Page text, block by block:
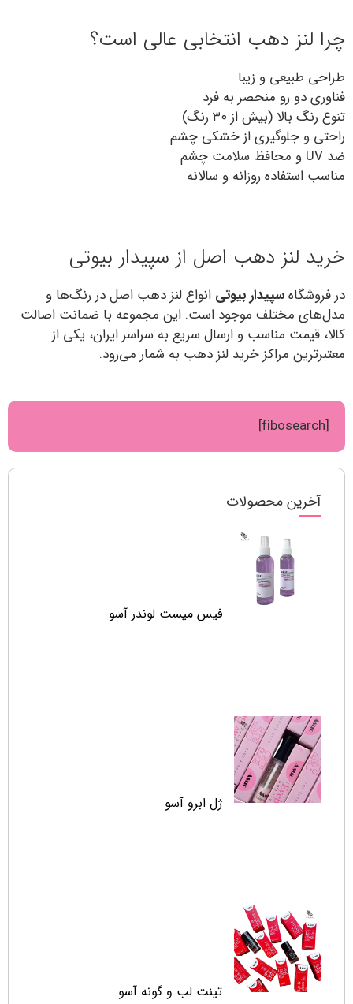
[fibosearch]
آخرین محصولات
فیس میست لوندر آسو
ژل ابرو آسو
تینت لب و‌ گونه آسو
چرا لنز دهب انتخابی عالی است؟
طراحی طبیعی و زیبا
فناوری دو رو منحصر به فرد
تنوع رنگ بالا (بیش از ۳۰ رنگ)
راحتی و جلوگیری از خشکی چشم
ضد UV و محافظ سلامت چشم
مناسب استفاده روزانه و سالانه
خرید لنز دهب اصل از سپیدار بیوتی
در فروشگاهسپیدار بیوتی انواع لنز دهب اصل در رنگ‌ها و
مدل‌های مختلف موجود است. این مجموعه با ضمانت اصالت
کالا، قیمت مناسب و ارسال سریع به سراسر ایران، یکی از
معتبرترین مراکز خرید لنز دهب به شمار می‌رود.